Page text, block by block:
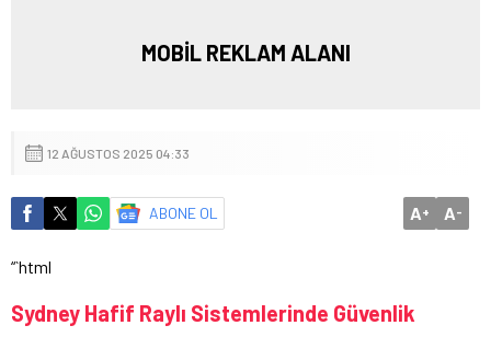
MOBİL REKLAM ALANI
12 AĞUSTOS 2025 04:33
ABONE OL A+ A-
“`html
Sydney Hafif Raylı Sistemlerinde Güvenlik